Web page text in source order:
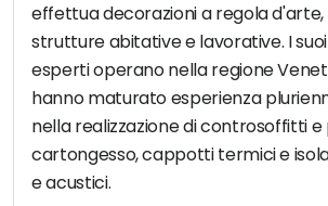
effettua decorazioni a regola
strutture abitative e lavorative. I
esperti operano nella regione
hanno maturato esperienza
nella realizzazione di controsoffitti
cartongesso, cappotti termici e
e acustici.